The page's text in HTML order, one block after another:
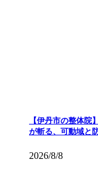
【伊丹市の整体
が斬る、可動域と
2026/8/8